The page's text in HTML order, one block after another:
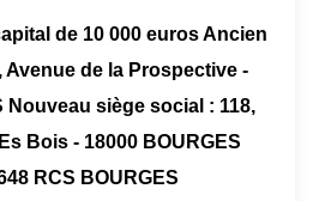
de 10 000 euros Ancien
Avenue de la Prospective -
Nouveau siège social : 118,
Bois - 18000 BOURGES
RCS BOURGES